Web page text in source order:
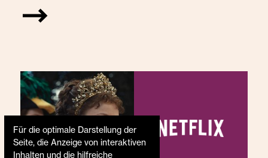
Für die optimale Darstellung der
Seite, die Anzeige von interaktiven
Inhalten und die hilfreiche